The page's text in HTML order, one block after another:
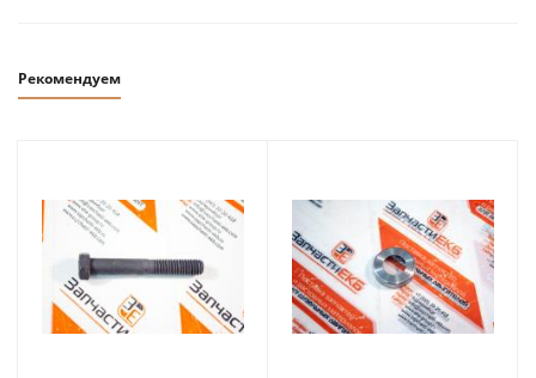
Рекомендуем